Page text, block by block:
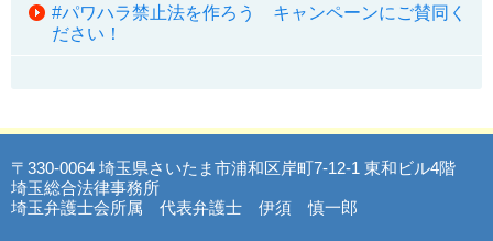
#パワハラ禁止法を作ろう キャンペーンにご賛同く
ださい！
〒330-0064 埼玉県さいたま市浦和区岸町7-12-1 東和ビル4階
埼玉総合法律事務所
埼玉弁護士会所属 代表弁護士 伊須 慎一郎